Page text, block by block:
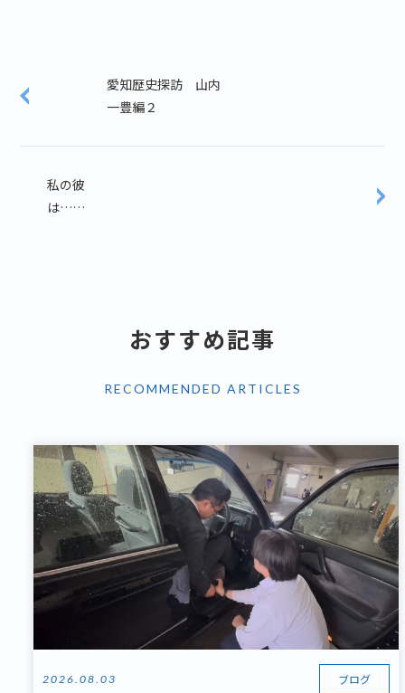
愛知歴史探訪 山内
一豊編２
私の彼
は……
おすすめ記事
RECOMMENDED ARTICLES
2026.08.03 ブログ